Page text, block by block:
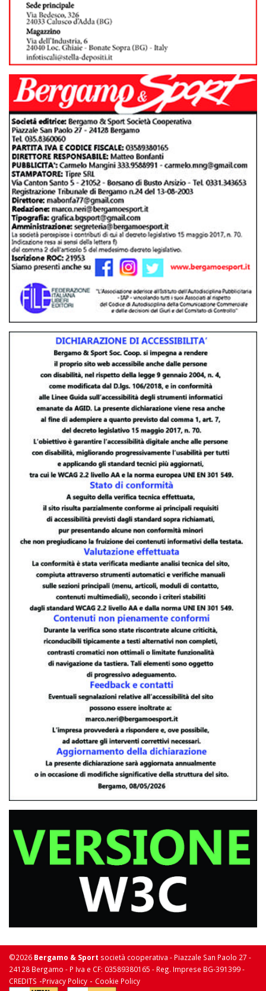
©2026 Bergamo & Sport società cooperativa - Piazzale San Paolo 27 -
24128 Bergamo - P Iva e CF: 03589380165 - Reg. Imprese BG-391399 -
CREDITS -Privacy Policy - Cookie Policy